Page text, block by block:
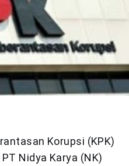
Korupsi (KPK)
Nidya Karya (NK)